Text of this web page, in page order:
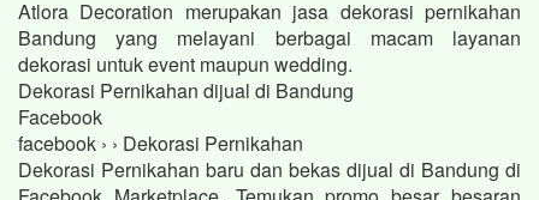
Atlora Decoration merupakan jasa dekorasi pernikahan
Bandung yang melayani berbagai macam layanan
dekorasi untuk event maupun wedding.
Dekorasi Pernikahan dijual di Bandung
Facebook
facebook › › Dekorasi Pernikahan
Dekorasi Pernikahan baru dan bekas dijual di Bandung di